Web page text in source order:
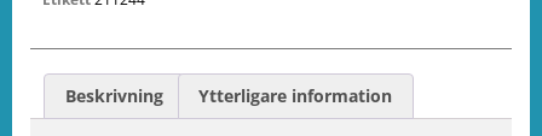
Beskrivning Ytterligare information